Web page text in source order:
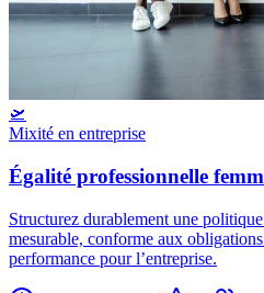
🛫
Mixité en entreprise
Égalité professionnelle
Structurez durablement une
mesurable, conforme aux
performance pour l’entreprise.